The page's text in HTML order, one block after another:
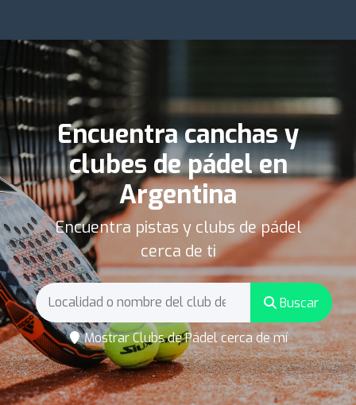
Encuentra canchas y
clubes de pádel en
Argentina
Encuentra pistas y clubs de pádel
cerca de ti
Buscar
Mostrar Clubs de Pádel cerca de mí